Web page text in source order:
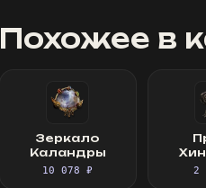
Похожее в
Зеркало
Каландры
10 078 ₽ 2